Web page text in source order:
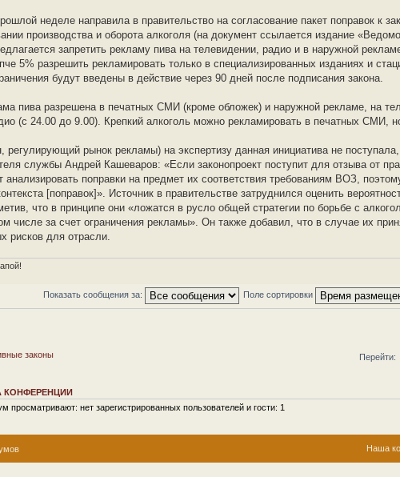
неделе направила в правительство на согласование пакет поправок к
производства и оборота алкоголя (на документ ссылается издание
запретить рекламу пива на телевидении, радио и в наружной
5% разрешить рекламировать только в специализированных изданиях и
будут введены в действие через 90 дней после подписания закона.
пива разрешена в печатных СМИ (кроме обложек) и наружной рекламе, на
(с 24.00 до 9.00). Крепкий алкоголь можно рекламировать в печатных СМИ,
регулирующий рынок рекламы) на экспертизу данная инициатива не поступала,
службы Андрей Кашеваров: «Если законопроект поступит для отзыва от
анализировать поправки на предмет их соответствия требованиям ВОЗ,
[поправок]». Источник в правительстве затруднился оценить
что в принципе они «ложатся в русло общей стратегии по борьбе с
числе за счет ограничения рекламы». Он также добавил, что в случае их
рисков для отрасли.
Показать сообщения за: Поле сортировки
законы Перейти:
КОНФЕРЕНЦИИ
просматривают: нет зарегистрированных пользователей и гости: 1
Наша